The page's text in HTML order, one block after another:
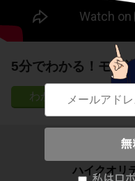
5分でわかる！モル
163
子どもの勉強
ハイクオリ